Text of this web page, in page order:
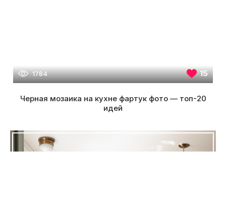
1784 15
Черная мозаика на кухне фартук фото — топ-20
идей